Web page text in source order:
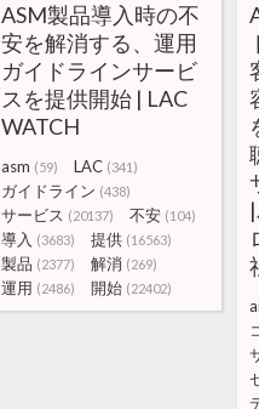
ASM製品導入時の不
安を解消する、運用
ガイドラインサービ
スを提供開始 | LAC
WATCH
asm (59) LAC (341)
ガイドライン (438)
サービス (20137) 不安 (104)
導入 (3683) 提供 (16563)
製品 (2377) 解消 (269)
運用 (2486) 開始 (22402)